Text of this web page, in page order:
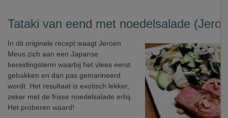
Tataki van eend met noedelsalade
In dit originele recept waagt Jeroen
Meus zich aan een Japanse
bereidingsterm waarbij het vlees eerst
gebakken en dan pas gemarineerd
wordt. Het resultaat is exotisch lekker,
zeker met de frisse noedelsalade erbij.
Het proberen waard!